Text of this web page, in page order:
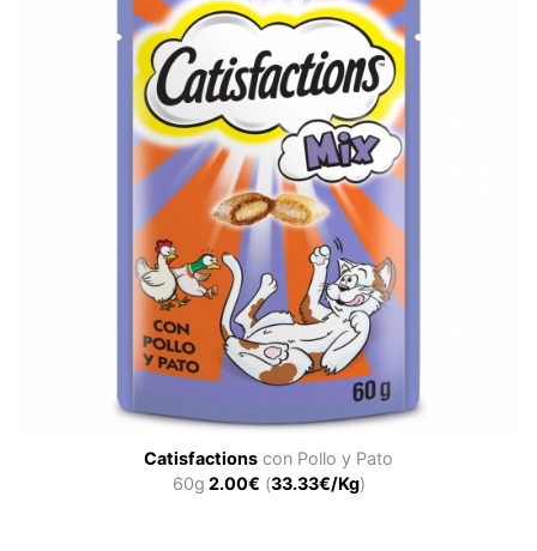
Catisfactions con Pollo y Pato
60g 2.00€ (33.33€/Kg)